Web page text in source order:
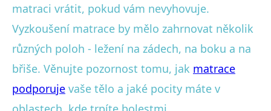
matraci vrátit, pokud vám nevyhovuje.
Vyzkoušení matrace by mělo zahrnovat několik
různých poloh - ležení na zádech, na boku a na
břiše. Věnujte pozornost tomu, jak matrace
podporuje vaše tělo a jaké pocity máte v